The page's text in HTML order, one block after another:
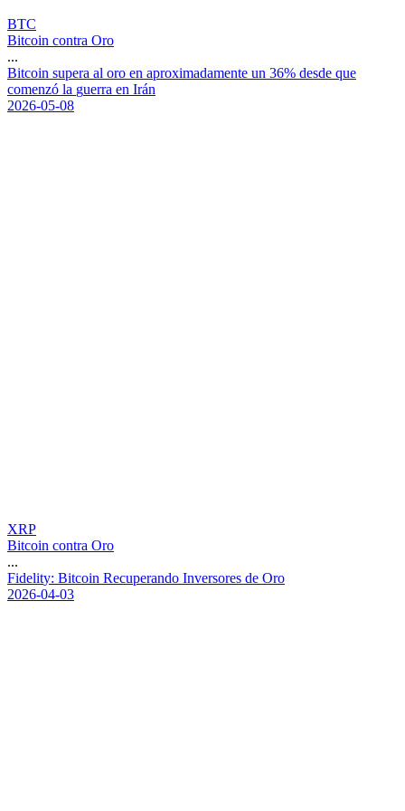
BTC
Bitcoin contra Oro
...
Bitcoin supera al oro en aproximadamente un 36% desde que
comenzó la guerra en Irán
2026-05-08
XRP
Bitcoin contra Oro
...
Fidelity: Bitcoin Recuperando Inversores de Oro
2026-04-03